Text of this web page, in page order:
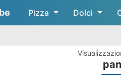
Pizza Dolci